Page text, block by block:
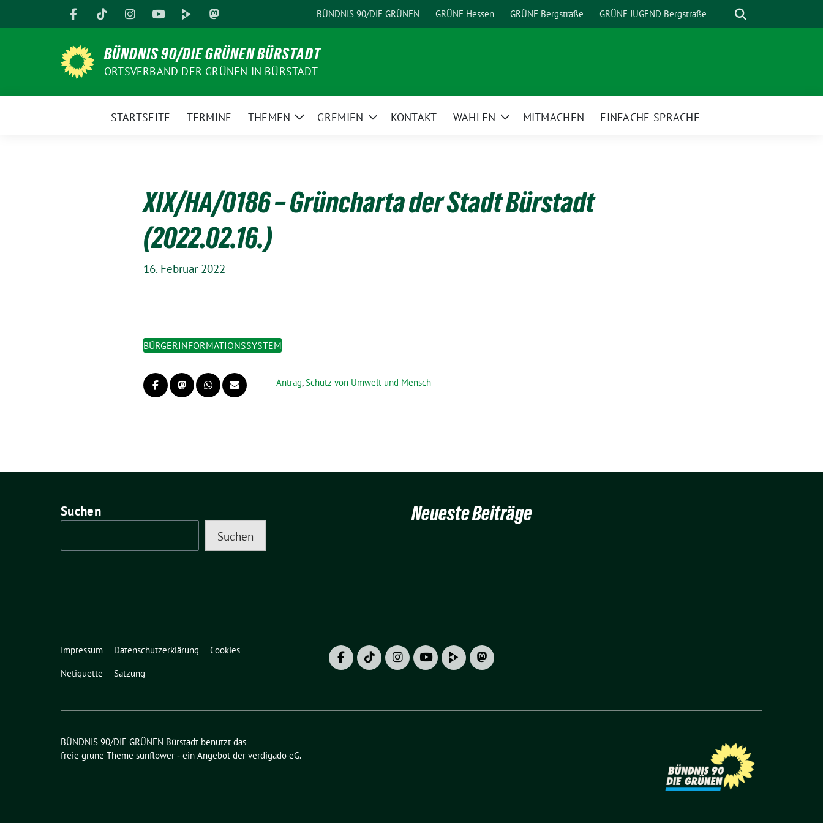
zum
BÜNDNIS 90/DIE GRÜNEN GRÜNE Hessen GRÜNE Bergstraße GRÜNE JUGEND Bergstraße Suche
BÜNDNIS 90/DIE GRÜNEN BÜRSTADT
ORTSVERBAND DER GRÜNEN IN BÜRSTADT
STARTSEITE TERMINE THEMEN
ZeigeGREMIEN
ZeigeKONTAKT WAHLEN
ZeigeMITMACHEN EINFACHE SPRACHE
XIX/HA/0186 – Grüncharta der Stadt Bürstadt
(2022.02.16.)
16. Februar 2022
BÜRGERINFORMATIONSSYSTEM
Antrag,Schutz von Umwelt und Mensch
Suchen
Suchen
Neueste Beiträge
Impressum Datenschutzerklärung
Cookies
Netiquette
Satzung
BÜNDNIS 90/DIE GRÜNEN Bürstadt benutzt das
freie grüne Theme sunflower ‐ ein Angebot der verdigado eG.